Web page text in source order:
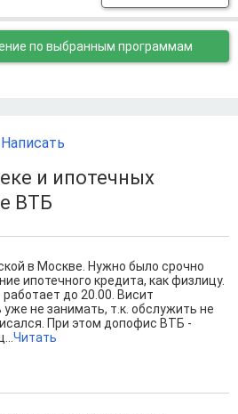
по выбранным программам
Написать
и ипотечных
ВТБ
в Москве. Нужно было срочно
ипотечного кредита, как физлицу.
до 20.00. Висит
не занимать, т.к. обслужить не
При этом допофис ВТБ -
Читать